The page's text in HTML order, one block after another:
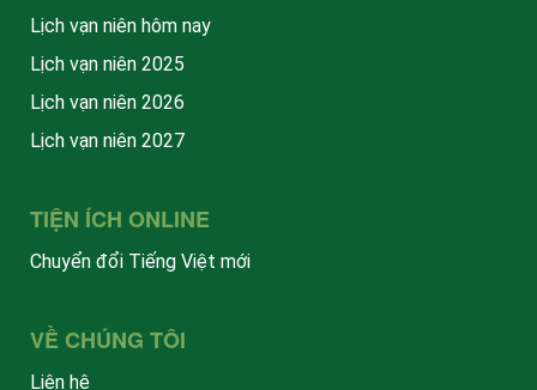
Lịch vạn niên hôm nay
Lịch vạn niên 2025
Lịch vạn niên 2026
Lịch vạn niên 2027
TIỆN ÍCH ONLINE
Chuyển đổi Tiếng Việt mới
VỀ CHÚNG TÔI
Liên hệ